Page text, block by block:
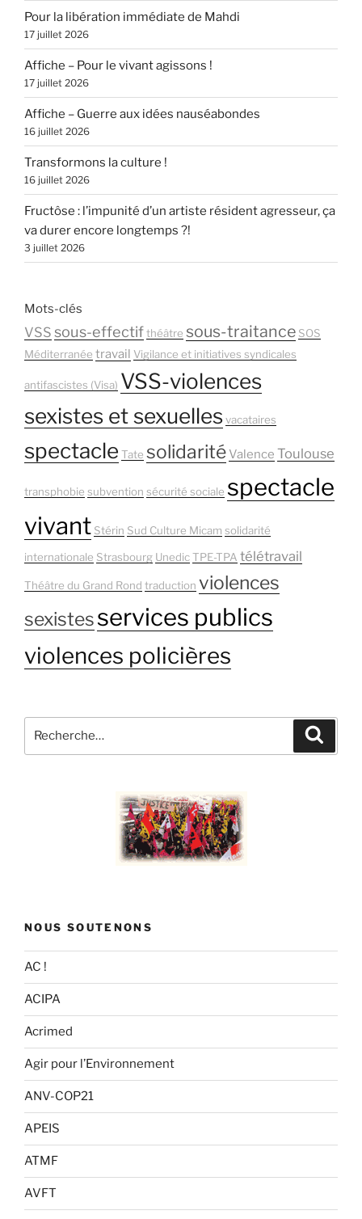
Pour la libération immédiate de Mahdi
17 juillet 2026
Affiche – Pour le vivant agissons !
17 juillet 2026
Affiche – Guerre aux idées nauséabondes
16 juillet 2026
Transformons la culture !
16 juillet 2026
Fructôse : l’impunité d’un artiste résident agresseur, ça
va durer encore longtemps ?!
3 juillet 2026
Mots-clés
VSS sous-effectifthéâtre sous-traitance SOS
Méditerranée travail Vigilance et initiatives syndicales
antifascistes (Visa) VSS-violences
sexistes et sexuellesvacataires
spectacle Tate solidarité Valence Toulouse
transphobie subvention sécurité sociale spectacle
vivant Stérin Sud Culture Micam solidarité
internationale Strasbourg UnedicTPE-TPA télétravail
Théâtre du Grand Rond traduction violences
sexistesservices publics
violences policières
pour
NOUS SOUTENONS
AC !
ACIPA
Acrimed
Agir pour l’Environnement
ANV-COP21
APEIS
ATMF
AVFT